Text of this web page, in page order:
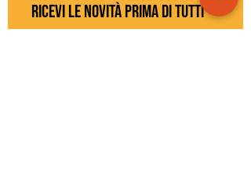
ricevi le novità prima di tutti